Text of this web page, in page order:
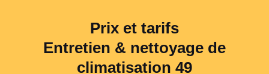
Prix et tarifs
Entretien & nettoyage de
climatisation 49